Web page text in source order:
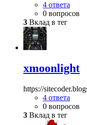
4 ответа
0 вопросов
3 Вклад в тег
xmoonlight
https://
4 ответа
0 вопросов
3 Вклад в тег